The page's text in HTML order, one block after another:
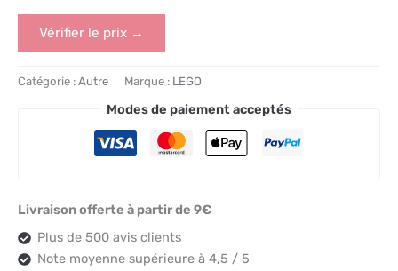
Vérifier le prix →
Catégorie : Autre Marque : LEGO
Modes de paiement acceptés
Livraison offerte à partir de 9€
Plus de 500 avis clients
Note moyenne supérieure à 4,5 / 5